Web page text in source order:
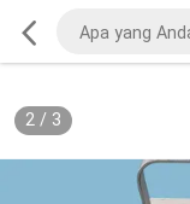
2/ 3